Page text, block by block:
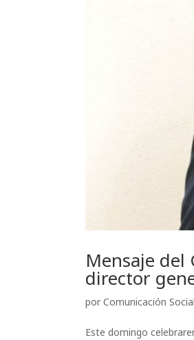
Mensaje del
director
porComunicación
Este domingo